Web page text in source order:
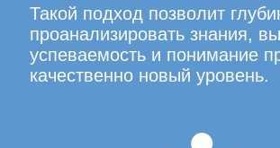
Такой подход позволит
проанализировать знания,
успеваемость и понимание
качественно новый уровень.